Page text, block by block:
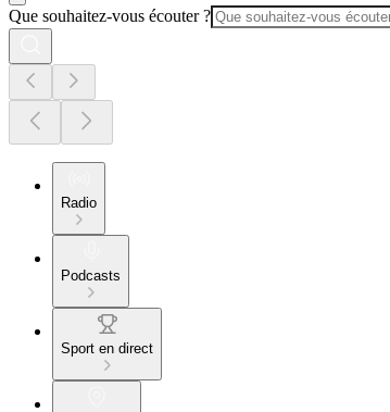
Que souhaitez-vous écouter ?
Radio
Podcasts
Sport en direct